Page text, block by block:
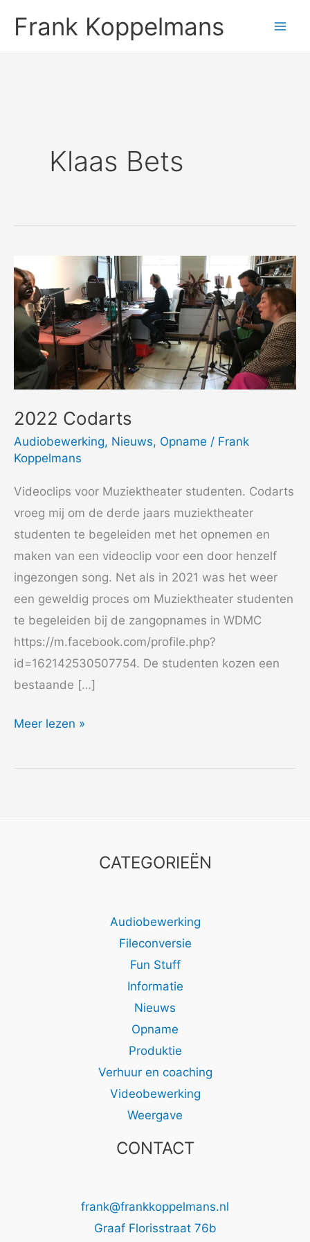
naar
de
Frank Koppelmans
Klaas Bets
2022 Codarts
Audiobewerking, Nieuws, Opname / Frank
Koppelmans
Videoclips voor Muziektheater studenten. Codarts
vroeg mij om de derde jaars muziektheater
studenten te begeleiden met het opnemen en
maken van een videoclip voor een door henzelf
ingezongen song. Net als in 2021 was het weer
een geweldig proces om Muziektheater studenten
te begeleiden bij de zangopnames in WDMC
https://m.facebook.com/profile.php?
id=162142530507754. De studenten kozen een
bestaande […]
2022
Meer lezen »
CATEGORIEËN
Audiobewerking
Fileconversie
Fun Stuff
Informatie
Nieuws
Opname
Produktie
Verhuur en coaching
Videobewerking
Weergave
CONTACT
frank@frankkoppelmans.nl
Graaf Florisstraat 76b